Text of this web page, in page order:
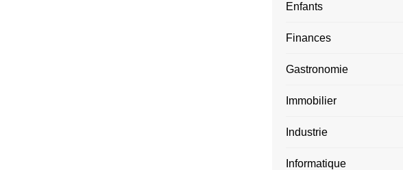
Enfants
Finances
Gastronomie
Immobilier
Industrie
Informatique